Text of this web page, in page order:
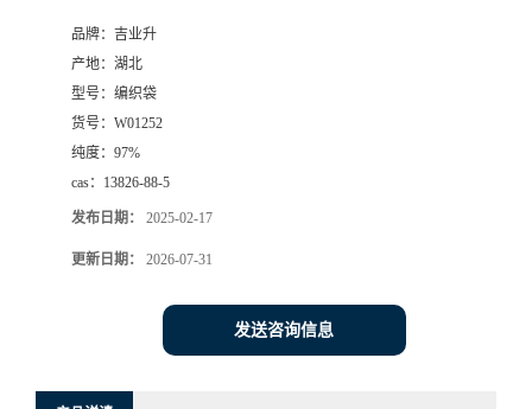
品牌： 吉业升
产地： 湖北
型号： 编织袋
货号： W01252
纯度： 97%
cas： 13826-88-5
发布日期： 2025-02-17
更新日期： 2026-07-31
发送咨询信息